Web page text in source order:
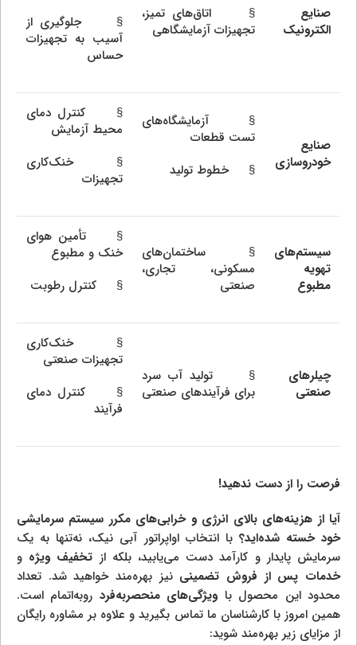
صنایع
الکترونیک
§ اتاق‌های تمیز،
تجهیزات آزمایشگاهی
§ جلوگیری از
آسیب به تجهیزات
حساس
صنایع
خودروسازی
§ آزمایشگاه‌های
تست قطعات
§ خطوط تولید
§ کنترل دمای
محیط آزمایش
§ خنک‌کاری
تجهیزات
سیستم‌های
تهویه
مطبوع
§ ساختمان‌های
مسکونی، تجاری،
صنعتی
§ تأمین هوای
خنک و مطبوع
§ کنترل رطوبت
چیلرهای
صنعتی
§ تولید آب سرد
برای فرآیندهای صنعتی
§ خنک‌کاری
تجهیزات صنعتی
§ کنترل دمای
فرآیند
فرصت را از دست ندهید!
آیا از هزینه‌های بالای انرژی و خرابی‌های مکرر سیستم سرمایشی
خود خسته شده‌اید؟ با انتخاب اواپراتور آبی نیک، نه‌تنها به یک
سرمایش پایدار و کارآمد دست می‌یابید، بلکه از تخفیف ویژه و
خدمات پس از فروش تضمینی نیز بهره‌مند خواهید شد. تعداد
محدود این محصول با ویژگی‌های منحصربه‌فرد روبه‌اتمام است.
همین امروز با کارشناسان ما تماس بگیرید و علاوه بر مشاوره رایگان
از مزایای زیر بهره‌مند شوید: